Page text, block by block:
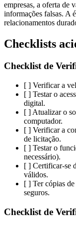
empresas, a oferta de
informações falsas. A
relacionamentos
Checklists
Checklist de
[ ] Verificar a
[ ] Testar o
digital.
[ ] Atualizar o
computador.
[ ] Verificar a
de licitação.
[ ] Testar o
necessário).
[ ] Certificar-se
válidos.
[ ] Ter cópias
seguros.
Checklist de